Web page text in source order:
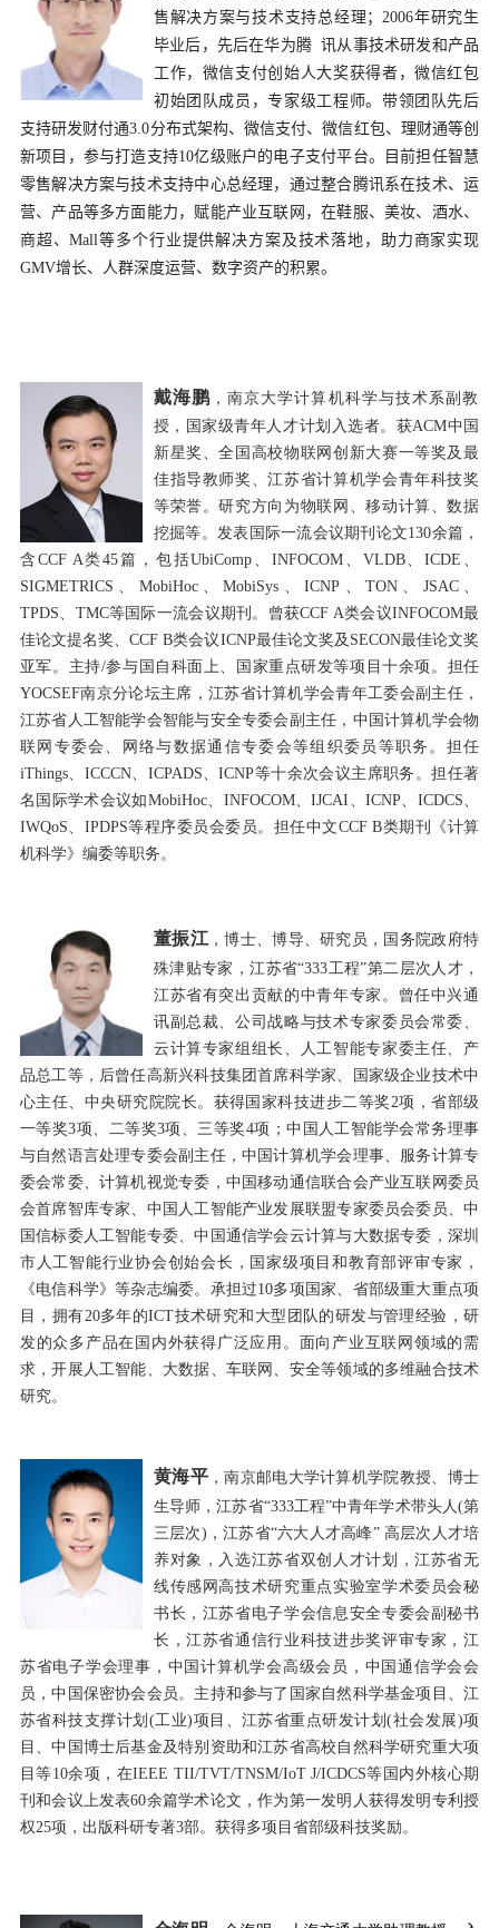
售解决方案与技术支持总经理； 2006年研究生
毕业后，先后在华为腾 讯从事技术研发和产品
工作，微信支付创始人大奖获得者，微信红包
初始团队成员，专家级工程师。带领团队先后
支持研发财付通3.0分布式架构、微信支付、微信红包、理财通等创
新项目，参与打造支持10亿级账户的电子支付平台。目前担任智慧
零售解决方案与技术支持中心总经理，通过整合腾讯系在技术、运
营、产品等多方面能力，赋能产业互联网，在鞋服、美妆、酒水、
商超、Mall等多个行业提供解决方案及技术落地，助力商家实现
GMV增长、人群深度运营、数字资产的积累。
戴海鹏 ，南京大学计算机科学与技术系副教
授，国家级青年人才计划入选者。获ACM中国
新星奖、全国高校物联网创新大赛一等奖及最
佳指导教师奖、江苏省计算机学会青年科技奖
等荣誉。研究方向为物联网、移动计算、数据
挖掘等。发表国际一流会议期刊论文130余篇，
含 CCF A类45篇，包括UbiComp INFOCOM VLDB、ICDE
SIGMETRICS
MobiHoc、MobiSys 、ICNP TON、 JSAC、
TPDS
TMC等国际一流会议期刊。曾获CCF A类会议INFOCOM最
佳论文提名奖、CCF B类会议ICNP最佳论文奖及 SECON最佳论文奖
亚军。 主持/参与国自科面上
、国家重点研发等项目十余项。担任
YOCSEF南京分论坛主席，江苏省计算机学会青年工委会副主任，
江苏省人工智能学会智能与安全专委会副主任，中国计算机学会物
联网专委会、网络与数据通信专委会等组织委员等职务。担任
iThings、 ICCCN、 ICPADS 、ICNP等十余次会议主席职务。担任著
名国际学术会议如MobiHoc、 INFOCOM、IJCAI 、ICNP ICDCS
IWQoS
IPDPS等程序委员会委员。担任中文CCF B类期刊《计算
机科学》编委等职务。
董振江，博士、博导、研究员，国务院政府特
殊津贴专家，江苏省“333工程”第二层次人才，
江苏省有突出贡献的中青年专家。曾任中兴通
讯副总裁、公司战略与技术专家委员会常委、
云计算专家组组长、人工智能专家委主任、产
品总工等，后曾任高新兴科技集团首席科学家、国家级企业技术中
心主任、中央研究院院长。获得国家科技进步二等奖 2项，省部级
一等奖3项、二等奖3项、三等奖4项；中国人工智能学会常务理事
与自然语言处理专委会副主任，中国计算机学会理事、服务计算专
委会常委、计算机视觉专委，中国移动通信联合会产业互联网委员
会首席智库专家、中国人工智能产业发展联盟专家委员会委员、中
国信标委人工智能专委、中国通信学会云计算与大数据专委，深圳
市人工智能行业协会创始会长，国家级项目和教育部评审专家，
《电信科学》等杂志编委。承担过10多项国家、省部级重大重点项
目，拥有20多年的ICT技术研究和大型团队的研发与管理经验，研
发的众多产品在国内外获得广泛应用。面向产业互联网领域的需
求，开展人工智能、大数据、车联网、安全等领域的多维融合技术
研究。
黄海平，南京邮电大学计算机学院教授、博士
生导师，江苏省“333工程”中青年学术带头人 (第
三层次) ，江苏省“六大人才高峰” 高层次人才培
养对象，入选江苏省双创人才计划，江苏省无
线传感网高技术研究重点实验室学术委员会秘
书长，江苏省电子学会信息安全专委会副秘书
长，江苏省通信行业科技进步奖评审专家，江
苏省电子学会理事，中国计算机学会高级会员，中国通信学会会
员，中国保密协会会员。主持和参与了国家自然科学基金项目、江
苏省科技支撑计划 (工业)项目、江苏省重点研发计划(社会发展)项
目、中国博士后基金及特别资助和江苏省高校自然科学研究重大项
目等10余项，在IEEE TII/TVT/TNSM/IoT J/ICDCS等国内外核心期
刊和会议上发表60余篇学术论文，作为第一发明人获得发明专利授
权25项，出版科研专著3部。获得多项目省部级科技奖励。